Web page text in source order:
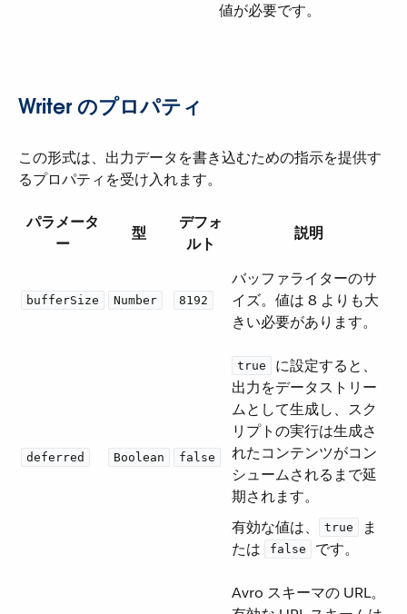
値が必要です。
Writer のプロパティ
この形式は、出力データを書き込むための指示を提供す
るプロパティを受け入れます。
パラメータ
ー
型
デフォ
ルト
説明
bufferSize Number 8192
バッファライターのサ
イズ。値は 8 よりも大
きい必要があります。
deferred Boolean false
true
​ に設定すると、
出力をデータストリー
ムとして生成し、スク
リプトの実行は生成さ
れたコンテンツがコン
シュームされるまで延
期されます。
有効な値は、​
true
​ ま
たは ​
false ​ です。
Avro スキーマの URL。